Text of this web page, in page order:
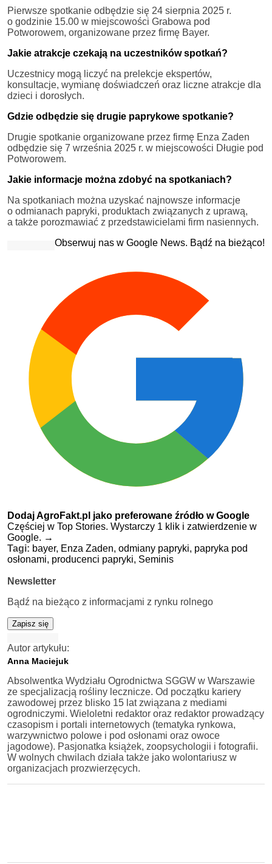
Pierwsze spotkanie odbędzie się 24 sierpnia 2025 r.
o godzinie 15.00 w miejscowości Grabowa pod
Potworowem, organizowane przez firmę Bayer.
Jakie atrakcje czekają na uczestników spotkań?
Uczestnicy mogą liczyć na prelekcje ekspertów,
konsultacje, wymianę doświadczeń oraz liczne atrakcje dla
dzieci i dorosłych.
Gdzie odbędzie się drugie paprykowe spotkanie?
Drugie spotkanie organizowane przez firmę Enza Zaden
odbędzie się 7 września 2025 r. w miejscowości Długie pod
Potworowem.
Jakie informacje można zdobyć na spotkaniach?
Na spotkaniach można uzyskać najnowsze informacje
o odmianach papryki, produktach związanych z uprawą,
a także porozmawiać z przedstawicielami firm nasiennych.
Obserwuj nas w Google News. Bądź na bieżąco!
Dodaj AgroFakt.pl jako preferowane źródło w Google
Częściej w Top Stories. Wystarczy 1 klik i zatwierdzenie w
Google. →
Tagi: bayer, Enza Zaden, odmiany papryki, papryka pod
osłonami, producenci papryki, Seminis
Newsletter
Bądź na bieżąco z informacjami z rynku rolnego
Zapisz się
Autor artykułu:
Anna Maciejuk
Absolwentka Wydziału Ogrodnictwa SGGW w Warszawie
ze specjalizacją rośliny lecznicze. Od początku kariery
zawodowej przez blisko 15 lat związana z mediami
ogrodniczymi. Wieloletni redaktor oraz redaktor prowadzący
czasopism i portali internetowych (tematyka rynkowa,
warzywnictwo polowe i pod osłonami oraz owoce
jagodowe). Pasjonatka książek, zoopsychologii i fotografii.
W wolnych chwilach działa także jako wolontariusz w
organizacjach prozwierzęcych.